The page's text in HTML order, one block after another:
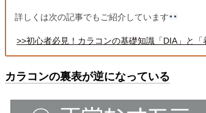
詳しくは次の記事でもご紹介しています
>>初心者必見！カラコンの基礎知識「DIA」と
カラコンの裏表が逆になっている